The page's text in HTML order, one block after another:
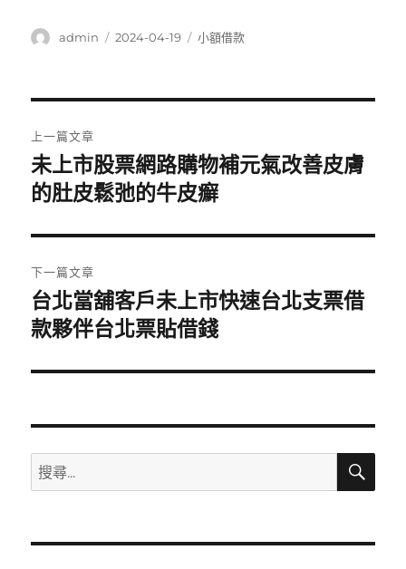
作
admin
發
2024-04-19
分
小額借款
章
導
覽
上一篇文章
上
一
文
章:
未上市股票網路購物補元氣改善皮膚
的肚皮鬆弛的牛皮癬
下一篇文章
下
一
文
台北當舖客戶未上市快速台北支票借
款夥伴台北票貼借錢
搜
尋
鍵
搜